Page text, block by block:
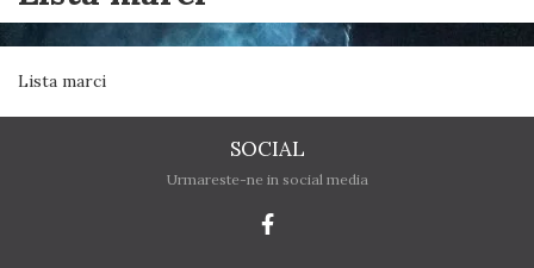
Lista marci
SOCIAL
Urmareste-ne in social media